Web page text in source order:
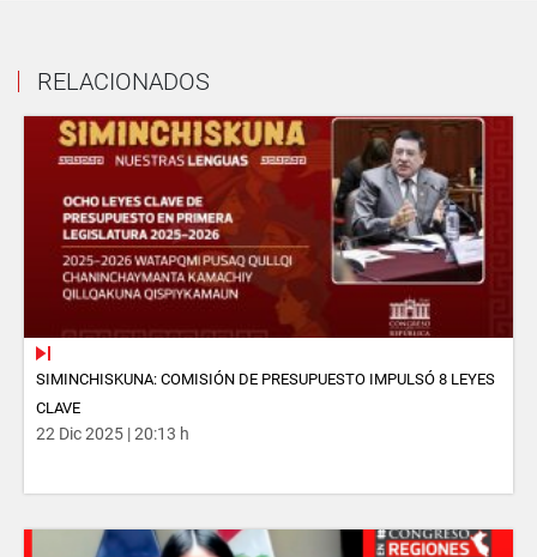
RELACIONADOS
SIMINCHISKUNA: COMISIÓN DE PRESUPUESTO IMPULSÓ 8 LEYES
CLAVE
22 Dic 2025 | 20:13 h